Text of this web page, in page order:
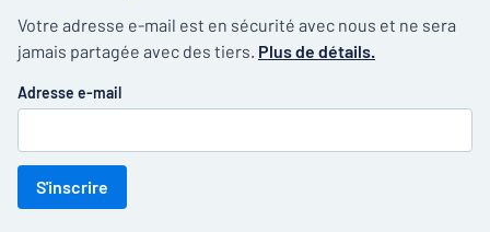
Votre adresse e-mail est en sécurité avec nous et ne sera
jamais partagée avec des tiers. Plus de détails.
Adresse e-mail
S'inscrire